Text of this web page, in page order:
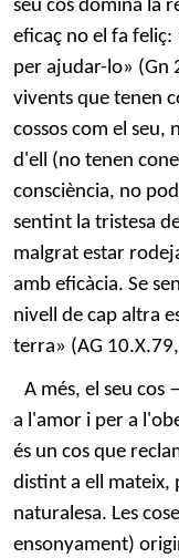
seu cos domina la
eficaç no el fa feliç:
per ajudar-lo» (Gn
vivents que tenen
cossos com el seu,
d'ell (no tenen
consciència, no
sentint la tristesa
malgrat estar
amb eficàcia. Se
nivell de cap altra
terra» (AG
A més, el seu cos
a l'amor i per a
és un cos que
distint a ell mateix,
naturalesa. Les
ensonyament)